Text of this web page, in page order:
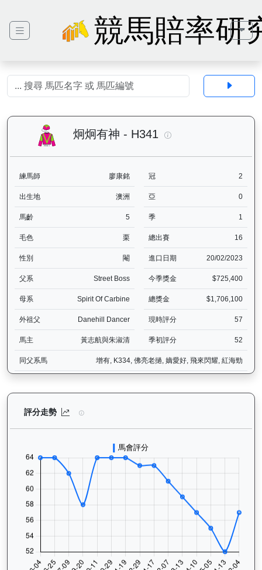
競馬賠率研
炯炯有神 - H341
練馬師 廖康銘 冠 2
出生地 澳洲 亞 0
馬齡 5 季 1
毛色 栗 總出賽 16
性別 閹 進口日期 20/02/2023
父系 Street Boss 今季獎金 $725,400
母系 Spirit Of Carbine 總獎金 $1,706,100
外祖父 Danehill Dancer 現時評分 57
馬主 黃志航與朱淑清 季初評分 52
同父系馬 增有, K334, 佛亮老撾, 嫡愛好, 飛來閃耀, 紅海勁
評分走勢 炯炯有神（H341）— 評分走勢圖表：追蹤香